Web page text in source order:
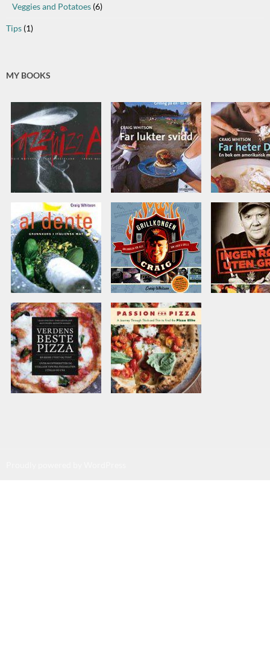
Veggies and Potatoes (6)
Tips (1)
MY BOOKS